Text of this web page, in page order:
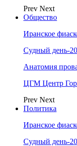
Prev Next
Общество
Иранское
Судный день-
Анатомия
ЦГМ Центр
Prev Next
Политика
Иранское
Судный день-